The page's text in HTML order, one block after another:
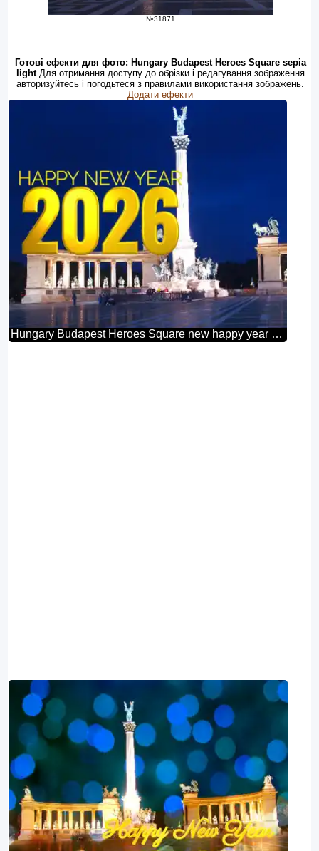
№31871
Готові ефекти для фото: Hungary Budapest Heroes Square sepia
light Для отримання доступу до обрізки і редагування зображення
авторизуйтесь і погодьтеся з правилами використання зображень.
Додати ефекти
Hungary Budapest Heroes Square new happy year 2026